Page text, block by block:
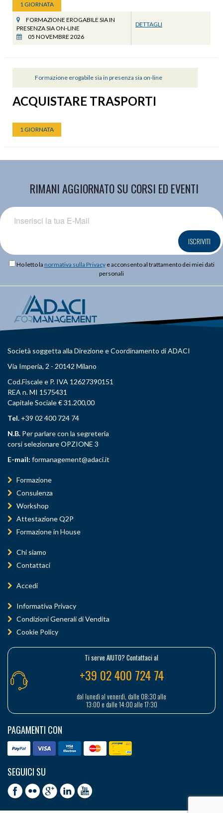
1 GIORNATA
FORMAZIONE EROGABILE SIA IN
PRESENZA SIA ON-LINE
05 NOVEMBRE 2026
DETTAGLI
Formazione erogabile sia in presenza sia on-line
ACQUISTARE TRASPORTI
1 GIORNATA
RIMANI AGGIORNATO SU CORSI ED EVENTI
ISCRIVITI
Ho letto la normativa sulla Privacye acconsento al trattamento dei miei dati
personali
Società soggetta alla Direzione e Coordinamento di ADACI
Via Imperia, 2 - 20142 Milano
Cod.Fiscale e P. IVA 12627390151
REA n. MI 1575431
Capitale Sociale € 31.200,00
Tel. +39 02 400 724 74
N.B. Per parlare con la segreteria
corsi selezionare OPZIONE 3
E-mail: formanagement@adaci.it
Formazione
Consulenza
Workshop
Attestazione Q2P
Formazione in House
Chi siamo
Contattaci
Accedi
Informativa Privacy
Condizioni Generali di Vendita
Cookie Policy
Ti serve AIUTO? Contattaci al
+39 02 400 724 74
dal lunedì al venerdì, dalle 08:30 alle
13:00 e dalle 14:00 alle 17:30
PAGAMENTI CON
SEGUICI SU